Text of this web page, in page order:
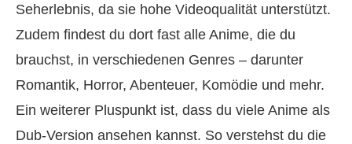
Seherlebnis, da sie hohe Videoqualität unterstützt.
Zudem findest du dort fast alle Anime, die du
brauchst, in verschiedenen Genres – darunter
Romantik, Horror, Abenteuer, Komödie und mehr.
Ein weiterer Pluspunkt ist, dass du viele Anime als
Dub-Version ansehen kannst. So verstehst du die